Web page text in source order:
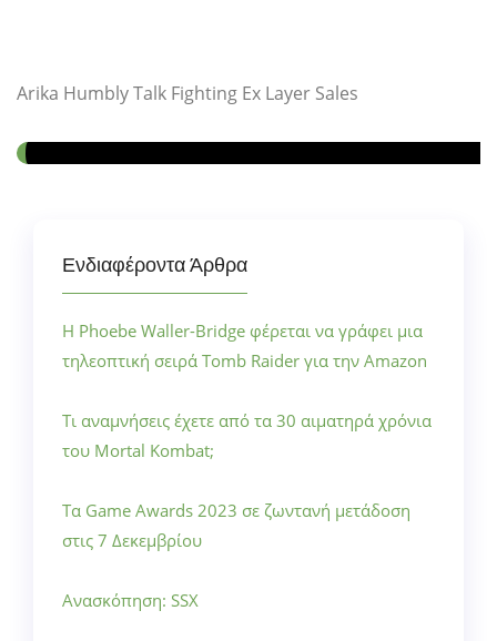
Arika Humbly Talk Fighting Ex Layer Sales
Ενδιαφέροντα Άρθρα
Η Phoebe Waller-Bridge φέρεται να γράφει μια
τηλεοπτική σειρά Tomb Raider για την Amazon
Τι αναμνήσεις έχετε από τα 30 αιματηρά χρόνια
του Mortal Kombat;
Τα Game Awards 2023 σε ζωντανή μετάδοση
στις 7 Δεκεμβρίου
Ανασκόπηση: SSX